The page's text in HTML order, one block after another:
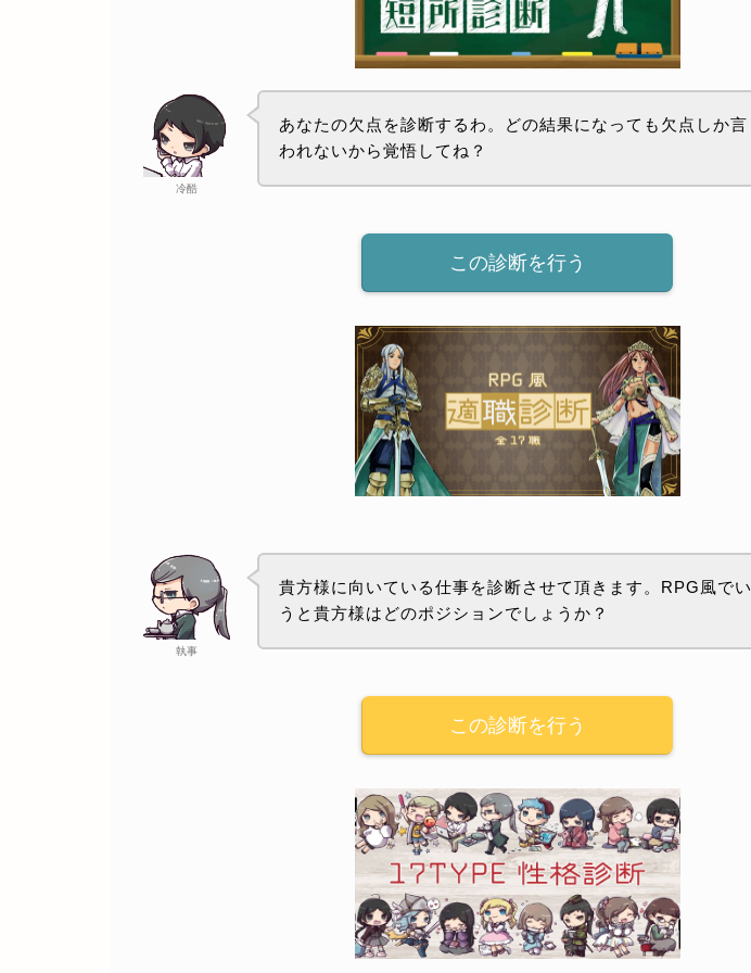
冷酷
あなたの欠点を診断するわ。どの結果になっても欠点しか言
われないから覚悟してね？
この診断を行う
執事
貴方様に向いている仕事を診断させて頂きます。RPG風でい
うと貴方様はどのポジションでしょうか？
この診断を行う